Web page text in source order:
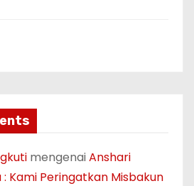
mengenaiAnshari
Kami Peringatkan Misbakun